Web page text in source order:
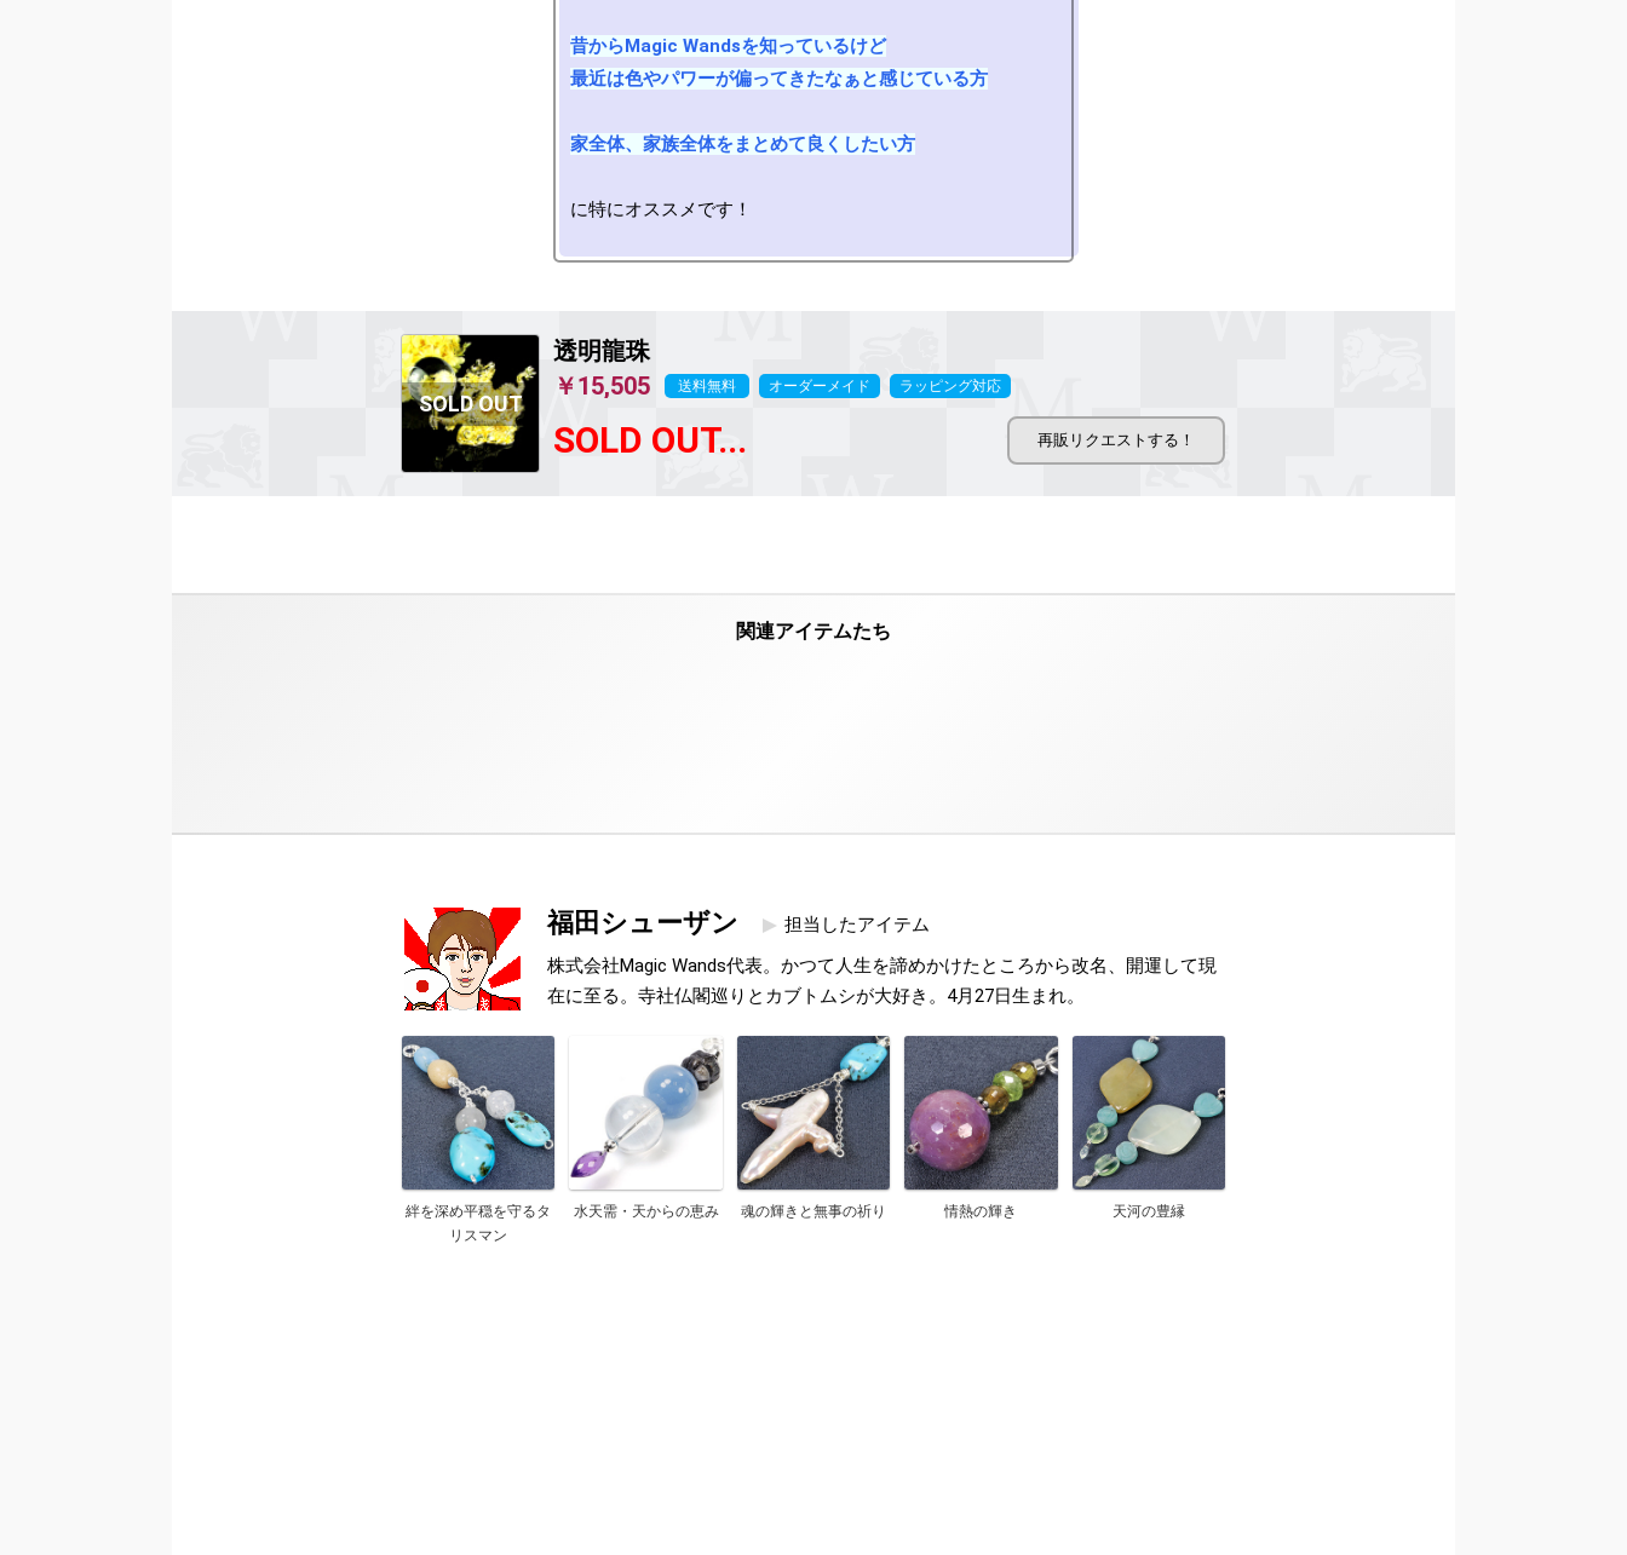
昔からMagic Wandsを知っているけど
最近は色やパワーが偏ってきたなぁと感じている方
家全体、家族全体をまとめて良くしたい方
に特にオススメです！
透明龍珠
￥15,505
送料無料 オーダーメイド ラッピング対応
SOLD OUT...
福田シューザン
担当したアイテム
株式会社Magic Wands代表。かつて人生を諦めかけたところから改名、開運して現
在に至る。寺社仏閣巡りとカブトムシが大好き。4月27日生まれ。
絆を深め平穏を守るタ
リスマン
水天需・天からの恵み 魂の輝きと無事の祈り 情熱の輝き 天河の豊縁